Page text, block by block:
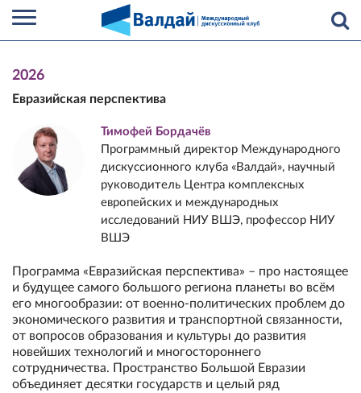
2026
Евразийская перспектива
Тимофей Бордачёв
Программный директор Международного
дискуссионного клуба «Валдай», научный
руководитель Центра комплексных
европейских и международных
исследований НИУ ВШЭ, профессор НИУ
ВШЭ
Программа «Евразийская перспектива» – про настоящее
и будущее самого большого региона планеты во всём
его многообразии: от военно-политических проблем до
экономического развития и транспортной связанности,
от вопросов образования и культуры до развития
новейших технологий и многостороннего
сотрудничества. Пространство Большой Евразии
объединяет десятки государств и целый ряд